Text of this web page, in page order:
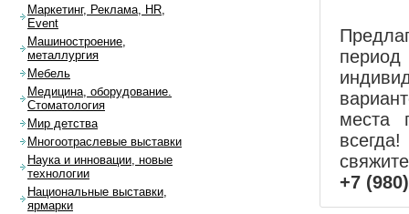
места
+7
Маркетинг, Реклама, HR,
Event
Машиностроение,
металлургия
Мебель
Медицина, оборудование.
Стоматология
Мир детства
Многоотраслевые выставки
Наука и инновации, новые
технологии
Национальные выставки,
ярмарки